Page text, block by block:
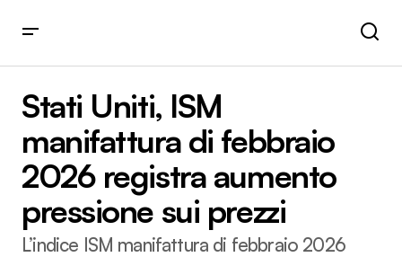
aumento pressione sui prezzi
Stati Uniti, ISM
manifattura di febbraio
2026 registra aumento
pressione sui prezzi
L’indice ISM manifattura di febbraio 2026